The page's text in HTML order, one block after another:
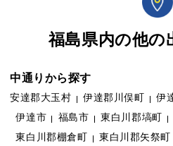
福島県内の他の
中通りから探す
安達郡大玉村 伊達郡川俣町 伊
伊達市
福島市 東白川郡塙町
東白川郡棚倉町
東白川郡矢祭町